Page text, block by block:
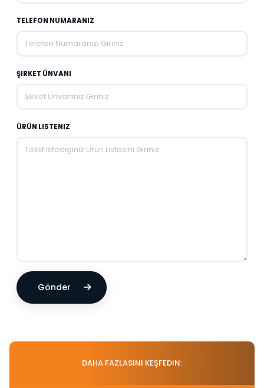
TELEFON NUMARANIZ
ŞIRKET ÜNVANI
ÜRÜN LISTENIZ
Gönder
DAHA FAZLASINI KEŞFEDIN: